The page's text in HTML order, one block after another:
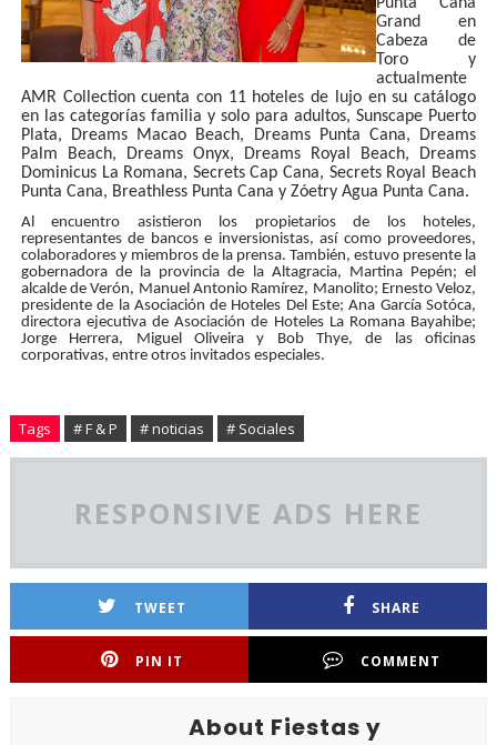
Punta Cana
Grand en
Cabeza de
Toro y
actualmente
AMR Collection cuenta con 11 hoteles de lujo en su catálogo
en las categorías familia y solo para adultos, Sunscape Puerto
Plata, Dreams Macao Beach, Dreams Punta Cana, Dreams
Palm Beach, Dreams Onyx, Dreams Royal Beach, Dreams
Dominicus La Romana, Secrets Cap Cana, Secrets Royal Beach
Punta Cana, Breathless Punta Cana y Zóetry Agua Punta Cana.
Al encuentro asistieron los propietarios de los hoteles,
representantes de bancos e inversionistas, así como proveedores,
colaboradores y miembros de la prensa. También, estuvo presente la
gobernadora de la provincia de la Altagracia, Martina Pepén; el
alcalde de Verón, Manuel Antonio Ramírez, Manolito; Ernesto Veloz,
presidente de la Asociación de Hoteles Del Este; Ana García Sotóca,
directora ejecutiva de Asociación de Hoteles La Romana Bayahibe;
Jorge Herrera, Miguel Oliveira y Bob Thye, de las oficinas
corporativas, entre otros invitados especiales.
Tags # F & P # noticias # Sociales
RESPONSIVE ADS HERE
TWEET SHARE
PIN IT COMMENT
About Fiestas y